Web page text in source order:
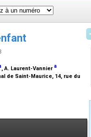
, A. Laurent-Vanniera
de Saint-Maurice, 14, rue du